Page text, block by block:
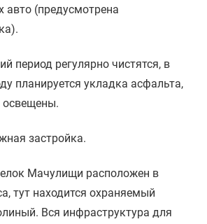
авто (предусмотрена
период регулярно чистятся, в
планируется укладка асфальта,
застройка.
Мачулищи расположен в
тут находится охраняемый
Вся инфраструктура для